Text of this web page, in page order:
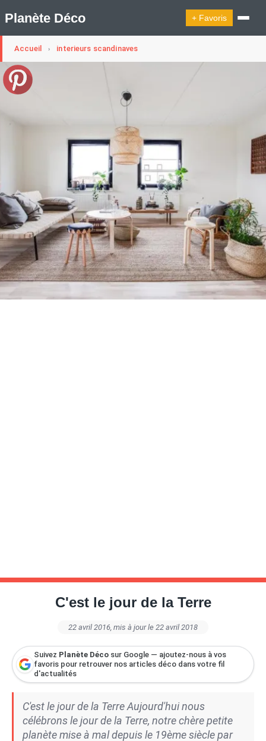
Planète Déco + Favoris
🛍︎ Shop Planète Déco
Design Suédois En Quelques Photos
Idées Déco En 10 Photos
La Semaine Décoration Et Design
Méli-Mélo Suédois
Publi Reportage
Interieurs Scandinaves
La Décoration Selon Votre Signe Astrologique
Les Trouvailles Déco Du Jour
Loft
Maison Appartement Écologique
Maison Container/container House
Maison D'hôtes
Maison Et Appartement Vintage
On Décode La Déco
Petite Surface
Piscine Question De Style
Renovation
Accueil › interieurs scandinaves
C'est le jour de la Terre
22 avril 2016, mis à jour le 22 avril 2018
Suivez Planète Déco sur Google — ajoutez-nous à vos
favoris pour retrouver nos articles déco dans votre fil
d'actualités
C'est le jour de la Terre Aujourd'hui nous
célébrons le jour de la Terre, notre chère petite
planète mise à mal depuis le 19ème siècle par